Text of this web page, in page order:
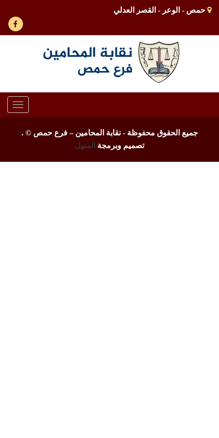
حمص - الوعر - القصر العدلي
جميع الحقوق محفوظة - نقابة المحامين – فرع حمص ©.
تصميم وبرمجة
المنهل